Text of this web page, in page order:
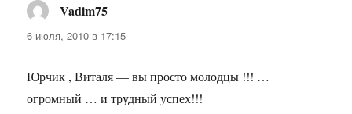
Vadim75
6 июля, 2010 в 17:15
Юрчик , Виталя — вы просто молодцы !!! …
огромный … и трудный успех!!!